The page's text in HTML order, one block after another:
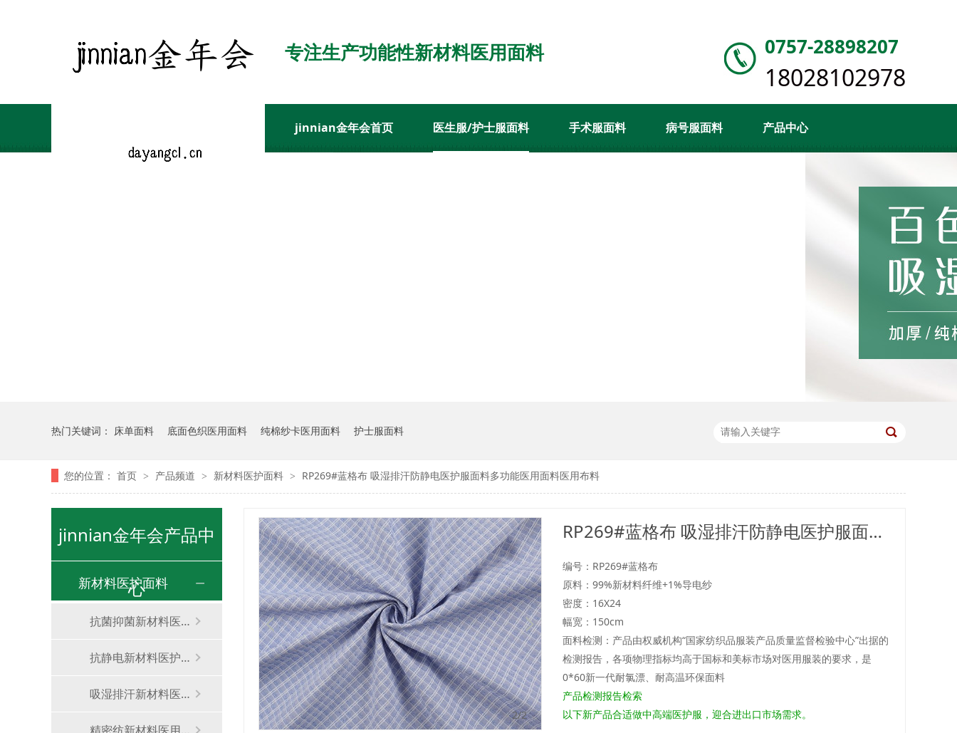
专注生产功能性新材料医用面料 0757-28898207
18028102978
jinnian金年会首页 医生服/护士服面料 手术服面料 病号服面料 产品中心
热门关键词： 床单面料 底面色织医用面料 纯棉纱卡医用面料 护士服面料
您的位置： 首页 > 产品频道 > 新材料医护面料 > RP269#蓝格布 吸湿排汗防静电医护服面料多功能医用面料医用布料
jinnian金年会产品中
心
新材料医护面料
抗菌抑菌新材料医护面料
抗静电新材料医护面料
吸湿排汗新材料医护面料
1/2
RP269#蓝格布 吸湿排汗防静电医护服面料多功能医用面料医用布料
编号：RP269#蓝格布
原料：99%新材料纤维+1%导电纱
密度：16X24
幅宽：150cm
面料检测：产品由权威机构“国家纺织品服装产品质量监督检验中心”出据的
检测报告，各项物理指标均高于国标和美标市场对医用服装的要求，是
0*60新一代耐氯漂、耐高温环保面料
产品检测报告检索
以下新产品合适做中高端医护服，迎合进出口市场需求。